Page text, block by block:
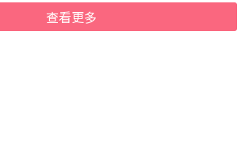
查看更多